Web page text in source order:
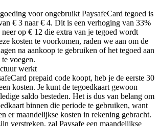
voor ongebruikt PaysafeCard tegoed is
€ 3 naar € 4. Dit is een verhoging van 33%
op € 12 die extra van je tegoed wordt
kosten te voorkomen, raden we aan om de
na aankoop te gebruiken of het tegoed aan
te voegen.
werkt
prepaid code koopt, heb je de eerste 30
kosten. Je kunt de tegoedkaart gewoon
saldo besteden. Het is dus van belang om
binnen die periode te gebruiken, want
er maandelijkse kosten in rekening gebracht.
verstreken, zal Paysafe een maandelijkse